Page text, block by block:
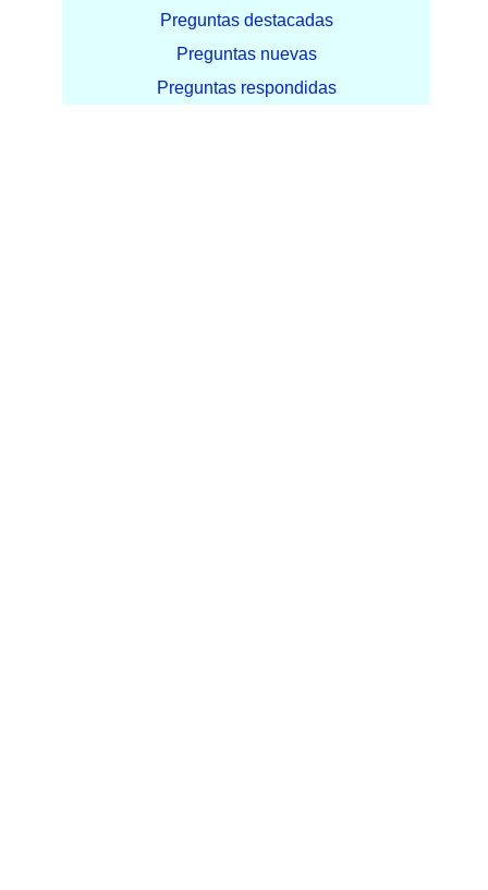
Preguntas destacadas
Preguntas nuevas
Preguntas respondidas